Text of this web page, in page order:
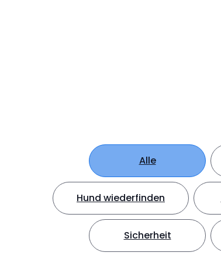
Alle
Hund wiederfinden
Sicherheit